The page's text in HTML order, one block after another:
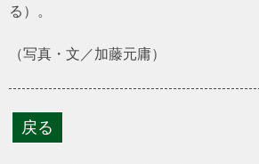
る）。
（写真・文／加藤元庸）